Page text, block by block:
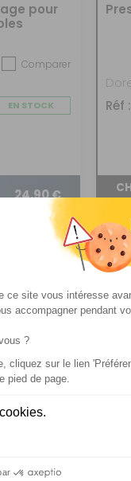
pour
Comparer
EN STOCK
24,90 €
Réf